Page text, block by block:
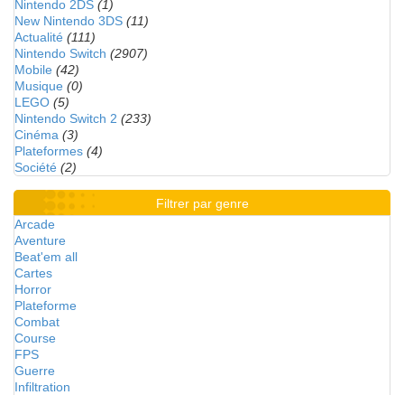
Nintendo 2DS (1)
New Nintendo 3DS (11)
Actualité (111)
Nintendo Switch (2907)
Mobile (42)
Musique (0)
LEGO (5)
Nintendo Switch 2 (233)
Cinéma (3)
Plateformes (4)
Société (2)
Filtrer par genre
Arcade
Aventure
Beat'em all
Cartes
Horror
Plateforme
Combat
Course
FPS
Guerre
Infiltration